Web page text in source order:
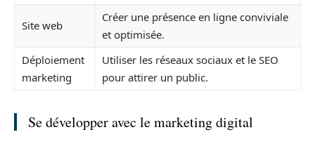
Site web
Créer une présence en ligne conviviale
et optimisée.
Déploiement
marketing
Utiliser les réseaux sociaux et le SEO
pour attirer un public.
Se développer avec le marketing digital